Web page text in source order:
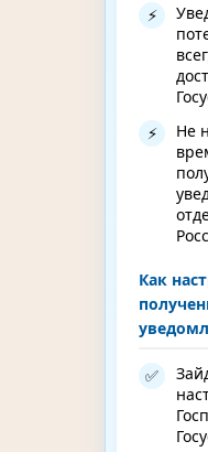
⚡
⚡
Не
Как
✅